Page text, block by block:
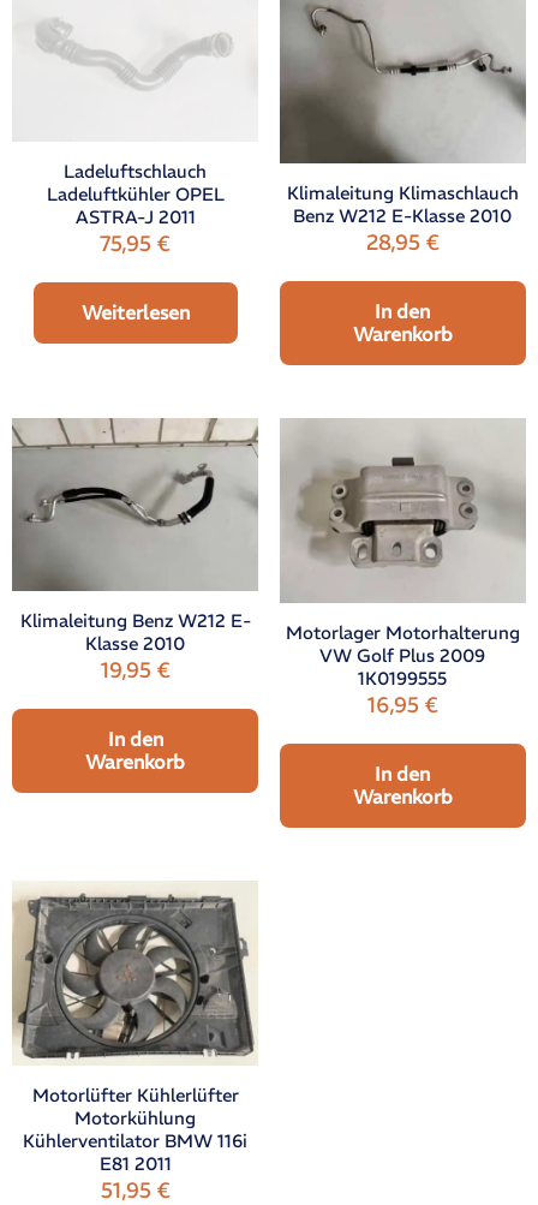
Ladeluftschlauch
Ladeluftkühler OPEL
ASTRA-J 2011
75,95€
Weiterlesen
Klimaleitung Klimaschlauch
Benz W212 E-Klasse 2010
28,95 €
In den
Warenkorb
Klimaleitung Benz W212 E-
Klasse 2010
19,95 €
In den
Warenkorb
Motorlager Motorhalterung
VW Golf Plus 2009
1K0199555
16,95 €
In den
Warenkorb
Motorlüfter Kühlerlüfter
Motorkühlung
Kühlerventilator BMW 116i
E81 2011
51,95 €